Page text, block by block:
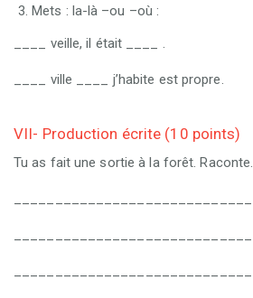
Mets : la-là –ou –où :
____ veille, il était ____ .
____ ville ____ j’habite est propre.
VII- Production écrite (10 points)
Tu as fait une sortie à la forêt. Raconte.